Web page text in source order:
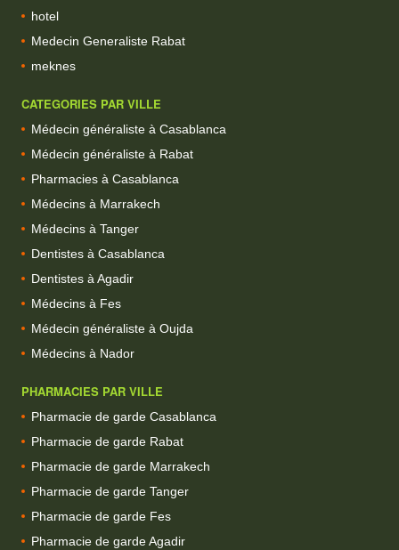
hotel
Medecin Generaliste Rabat
meknes
CATEGORIES PAR VILLE
Médecin généraliste à Casablanca
Médecin généraliste à Rabat
Pharmacies à Casablanca
Médecins à Marrakech
Médecins à Tanger
Dentistes à Casablanca
Dentistes à Agadir
Médecins à Fes
Médecin généraliste à Oujda
Médecins à Nador
PHARMACIES PAR VILLE
Pharmacie de garde Casablanca
Pharmacie de garde Rabat
Pharmacie de garde Marrakech
Pharmacie de garde Tanger
Pharmacie de garde Fes
Pharmacie de garde Agadir